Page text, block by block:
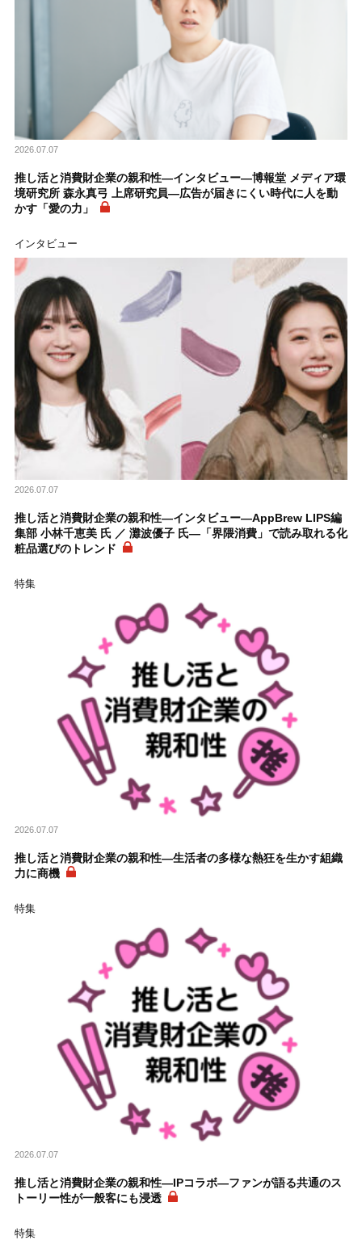
2026.07.07
推し活と消費財企業の親和性―インタビュー―博報堂 メディア環
境研究所 森永真弓 上席研究員―広告が届きにくい時代に人を動
かす「愛の力」
インタビュー
2026.07.07
推し活と消費財企業の親和性―インタビュー―AppBrew LIPS編
集部 小林千恵美 氏 ／ 灘波優子 氏―「界隈消費」で読み取れる化
粧品選びのトレンド
特集
2026.07.07
推し活と消費財企業の親和性―生活者の多様な熱狂を生かす組織
力に商機
特集
2026.07.07
推し活と消費財企業の親和性―IPコラボ―ファンが語る共通のス
トーリー性が一般客にも浸透
特集